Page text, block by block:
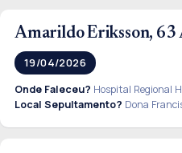
Amarildo Eriksson, 63
19/04/2026
Onde Faleceu? Hospital Regional
Local Sepultamento? Dona